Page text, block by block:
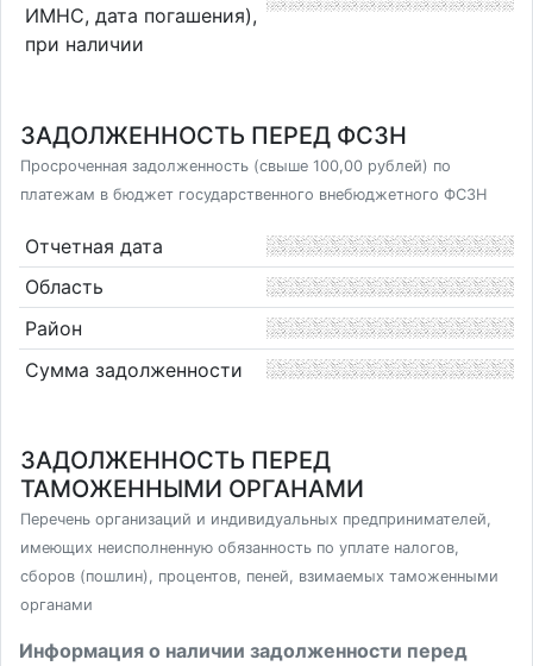
ИМНС, дата погашения),
при наличии
ЗАДОЛЖЕННОСТЬ ПЕРЕД ФСЗН
Просроченная задолженность (свыше 100,00 рублей) по
платежам в бюджет государственного внебюджетного ФСЗН
Отчетная дата
Область
Район
Сумма задолженности
ЗАДОЛЖЕННОСТЬ ПЕРЕД
ТАМОЖЕННЫМИ ОРГАНАМИ
Перечень организаций и индивидуальных предпринимателей,
имеющих неисполненную обязанность по уплате налогов,
сборов (пошлин), процентов, пеней, взимаемых таможенными
органами
Информация о наличии задолженности перед